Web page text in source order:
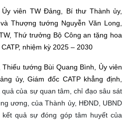
viên TW Đảng, Bí thư Thành ủy,
Thượng tướng Nguyễn Văn Long,
Thứ trưởng Bộ Công an tặng hoa
nhiệm kỳ 2025 – 2030
tướng Bùi Quang Bình, Ủy viên
ủy, Giám đốc CATP khẳng định,
của sự quan tâm, chỉ đạo sâu sát
ương, của Thành ủy, HĐND, UBND
quả sự đóng góp tâm huyết của